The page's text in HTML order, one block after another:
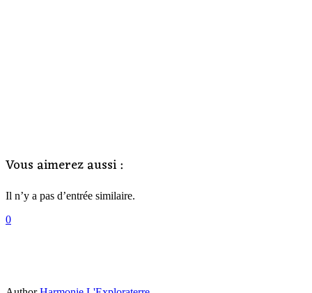
Vous aimerez aussi :
Il n’y a pas d’entrée similaire.
0